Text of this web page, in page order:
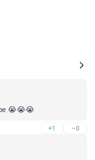
😭😭😭
+1 –0